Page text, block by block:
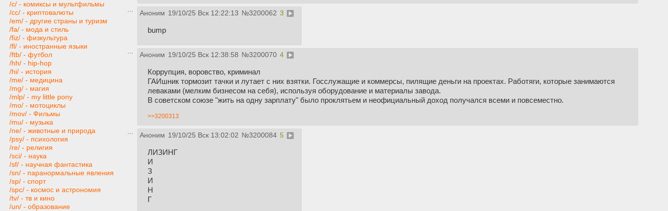
/c/ - комиксы и мультфильмы
/cc/ - криптовалюты
/em/ - другие страны и туризм
/fa/ - мода и стиль
/fiz/ - физкультура
/fl/ - иностранные языки
/ftb/ - футбол
/hh/ - hip-hop
/hi/ - история
/me/ - медицина
/mg/ - магия
/mlp/ - my little pony
/mo/ - мотоциклы
/mov/ - Фильмы
/mu/ - музыка
/ne/ - животные и природа
/psy/ - психология
/re/ - религия
/sci/ - наука
/sf/ - научная фантастика
/sn/ - паранормальные явления
/sp/ - спорт
/spc/ - космос и астрономия
/tv/ - тв и кино
/un/ - образование
Аноним 19/10/25 Вск 12:22:13 №3200062 3
bump
Аноним 19/10/25 Вск 12:38:58 №3200070 4
Коррупция, воровство, криминал
ГАИшник тормозит тачки и лутает с них взятки. Госслужащие и коммерсы, пилящие деньги на проектах. Работяги, которые занимаются
леваками (мелким бизнесом на себя), используя оборудование и материалы завода.
В советском союзе "жить на одну зарплату" было проклятьем и неофициальный доход получался всеми и повсеместно.
>>3200313
Аноним 19/10/25 Вск 13:02:02 №3200084 5
ЛИЗИНГ
И
З
И
Н
Г